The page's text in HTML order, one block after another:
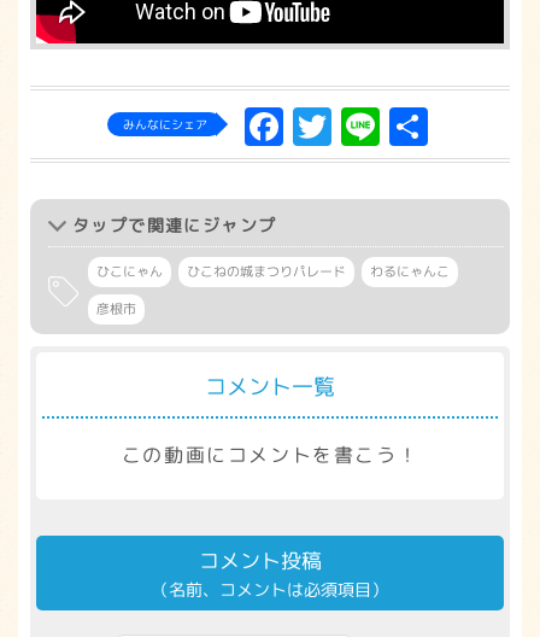
みんなにシェア Facebook
Twitter
Line
有
タップで関連にジャンプ
ひこにゃん ひこねの城まつりパレード
わるにゃんこ
彦根市
コメント一覧
この動画にコメントを書こう！
コメント投稿
（名前、コメントは必須項目）